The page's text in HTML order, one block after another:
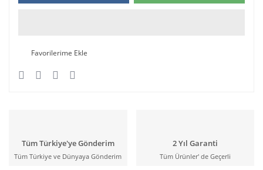
Tüm Türkiye'ye Gönderim
Tüm Türkiye ve Dünyaya Gönderim
2 Yıl Garanti
Tüm Ürünler' de Geçerli